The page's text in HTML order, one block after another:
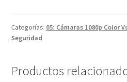
Categorías: 05: Cámaras 1080p Color
Seguridad
Productos